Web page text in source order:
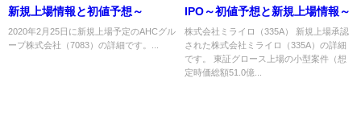
新規上場情報と初値予想～
2020年2月25日に新規上場予定のAHCグル
ープ株式会社（7083）の詳細です。...
IPO～初値予想と新規上場情報～
株式会社ミライロ（335A） 新規上場承認
された株式会社ミライロ（335A）の詳細
です。 東証グロース上場の小型案件（想
定時価総額51.0億...